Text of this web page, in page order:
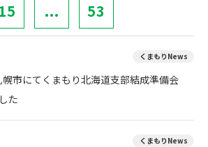
15 ... 53
くまもりNews
市にてくまもり北海道支部結成準備会
た
くまもりNews